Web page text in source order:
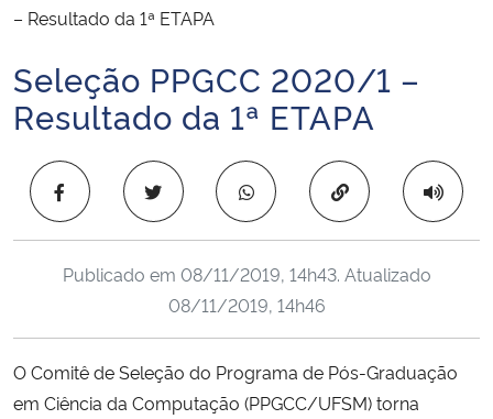
Ministério da Infraestrutura
Ministério da Educação
Ministério da Cidadania
Ministério de Minas e Energia
– Resultado da 1ª ETAPA
Início do conteúdo
Seleção PPGCC 2020/1 –
Resultado da 1ª ETAPA
Copiar para área
Publicado em 08/11/2019, 14h43. Atualizado
08/11/2019, 14h46
O Comitê de Seleção do Programa de Pós-Graduação
em Ciência da Computação (PPGCC/UFSM) torna